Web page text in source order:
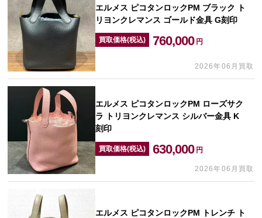
エルメス ピコタンロックPM ブラック ト
リヨンクレマンス ゴールド金具 G刻印
買取価格(税込) 760,000 円
2026年06月買取
エルメス ピコタンロックPM ローズサク
ラ トリヨンクレマンス シルバー金具 K
刻印
買取価格(税込) 630,000 円
2026年06月買取
エルメス ピコタンロックPM トレンチ ト